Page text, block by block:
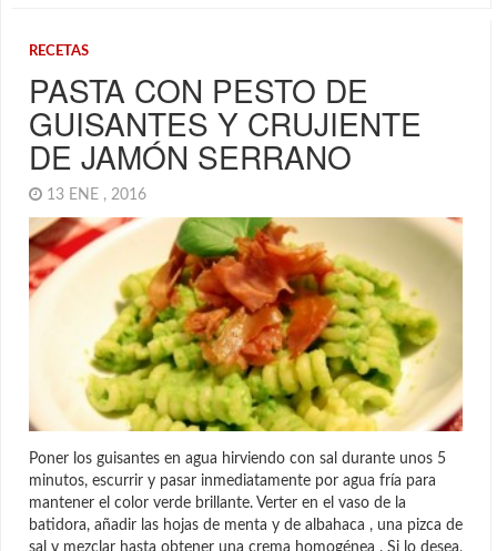
RECETAS
PASTA CON PESTO DE
GUISANTES Y CRUJIENTE
DE JAMÓN SERRANO
13 ENE , 2016
Poner los guisantes en agua hirviendo con sal durante unos 5
minutos, escurrir y pasar inmediatamente por agua fría para
mantener el color verde brillante. Verter en el vaso de la
batidora, añadir las hojas de menta y de albahaca , una pizca de
sal y mezclar hasta obtener una crema homogénea . Si lo desea,